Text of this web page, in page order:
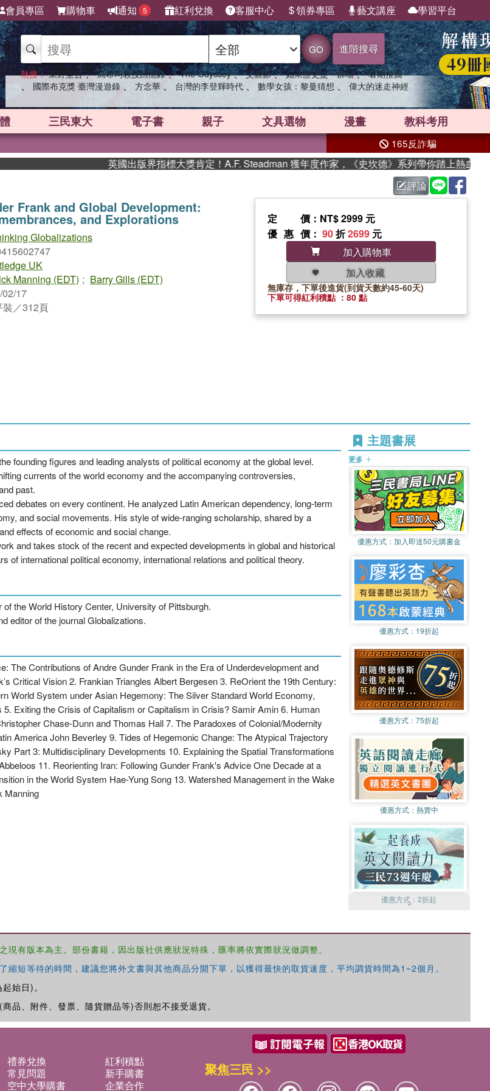
會員專區 購物車 通知 5 紅利兌換 客服中心 領券專區 藝文講座 學習平台
GO 進階搜尋
熱搜： 東野圭吾 、 高希均教授回憶錄 、 The Odyssey 、 父親節 、 如果歷史是一群喵 、 暑期推薦
、 國際布克獎 臺灣漫遊錄 、 方念華 、 台灣的李登輝時代 、 數學女孩：黎曼猜想 、 偉大的迷走神經
三民東大 電子書 親子 文具選物 漫畫 教科考用
165反詐騙
英國出版界指標大獎肯定！A.F. Steadman 獲年度作家，《史坎德》系列帶你踏上熱血奇幻旅程
評論
Frank and Global Development:
and Explorations
Globalizations
UK
Manning (EDT) ; Barry Gills (EDT)
17
裝／312頁
定價 ：NT$ 2999 元
優惠價 ： 90折2699 元
加入購物車
加入收藏
無庫存，下單後進貨(到貨天數約45-60天)
下單可得紅利積點 ：80 點
founding figures and leading analysts of political economy at the global level.
currents of the world economy and the accompanying controversies,
past.
debates on every continent. He analyzed Latin American dependency, long-term
and social movements. His style of wide-ranging scholarship, shared by a
effects of economic and social change.
and takes stock of the recent and expected developments in global and historical
international political economy, international relations and political theory.
the World History Center, University of Pittsburgh.
editor of the journal Globalizations.
The Contributions of Andre Gunder Frank in the Era of Underdevelopment and
Critical Vision 2. Frankian Triangles Albert Bergesen 3. ReOrient the 19th Century:
World System under Asian Hegemony: The Silver Standard World Economy,
Exiting the Crisis of Capitalism or Capitalism in Crisis? Samir Amin 6. Human
Chase-Dunn and Thomas Hall 7. The Paradoxes of Colonial/Modernity
America John Beverley 9. Tides of Hegemonic Change: The Atypical Trajectory
Part 3: Multidisciplinary Developments 10. Explaining the Spatial Transformations
11. Reorienting Iran: Following Gunder Frank's Advice One Decade at a
in the World System Hae-Yung Song 13. Watershed Management in the Wake
Manning
主題書展
更多
優惠方式： 加入即送50元購書金
優惠方式： 19折起
優惠方式： 75折起
優惠方式： 熱賣中
優惠方式：2折起
有版本為主。部份書籍，因出版社供應狀況特殊，匯率將依實際狀況做調整。
短等待的時間，建議您將外文書與其他商品分開下單，以獲得最快的取貨速度，平均調貨時間為1~2個月。
始日)。
品、附件、發票、隨貨贈品等)否則恕不接受退貨。
禮券兌換
紅利積點
常見問題
新手購書
空中大學購書
企業合作
聚焦三民 >>